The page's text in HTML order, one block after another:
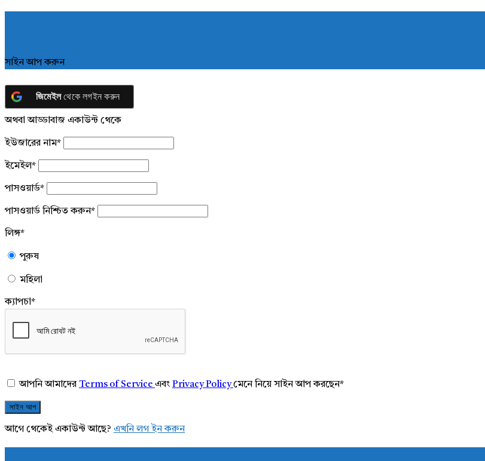
সাইন আপ করুন
জিমেইলথেকে লগইন করুন
অথবা আড্ডাবাজ একাউন্ট থেকে
ইউজারের নাম*
ইমেইল*
পাসওয়ার্ড*
পাসওয়ার্ড নিশ্চিত করুন*
লিঙ্গ*
পুরুষ
মহিলা
ক্যাপচা*
আপনি আমাদেরTerms of Service এবং Privacy Policyমেনে নিয়ে সাইন আপ করছেন*
আগে থেকেই একাউন্ট আছে? এখনি লগ ইন করুন